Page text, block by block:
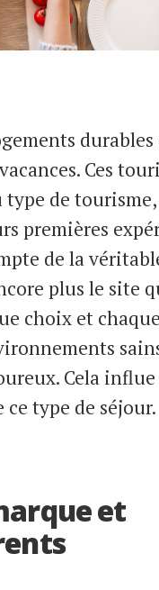
Ces
type de
premières
de la
plus le site
choix et
Cela
type de séjour.
et